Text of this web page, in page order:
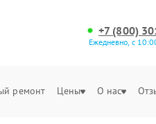
+7 (800)
Ежедневно, с
ремонт Цены О нас